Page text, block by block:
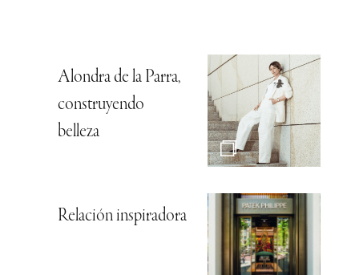
Alondra de la Parra,
construyendo
belleza
Relación inspiradora